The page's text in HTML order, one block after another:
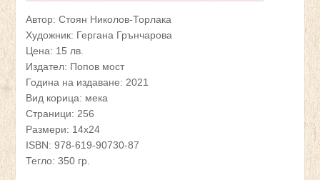
Автор: Стоян Николов-Торлака
Художник: Гергана Грънчарова
Цена: 15 лв.
Издател: Попов мост
Година на издаване: 2021
Вид корица: мека
Страници: 256
Размери: 14х24
ISBN: 978-619-90730-87
Тегло: 350 гр.